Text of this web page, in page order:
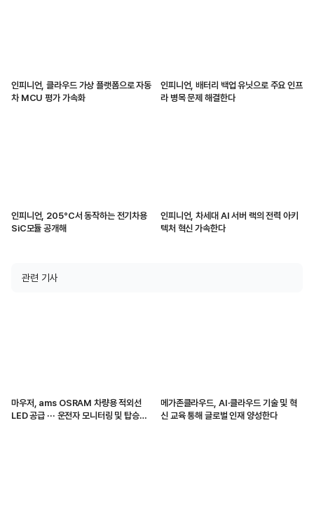
인피니언, 클라우드 가상 플랫폼으로 자동
차 MCU 평가 가속화
인피니언, 배터리 백업 유닛으로 주요 인프
라 병목 문제 해결한다
인피니언, 205°C서 동작하는 전기차용
SiC모듈 공개해
인피니언, 차세대 AI 서버 랙의 전력 아키
텍처 혁신 가속한다
관련 기사
마우저, ams OSRAM 차량용 적외선
LED 공급 ··· 운전자 모니터링 및 탑승자
메가존클라우드, AI·클라우드 기술 및 혁
신 교육 통해 글로벌 인재 양성한다